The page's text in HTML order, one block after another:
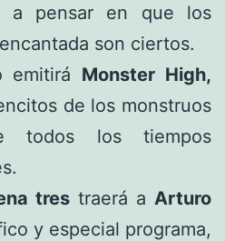
a pensar en que los
son ciertos.
emitirá Monster High,
de los monstruos
todos los tiempos
tres traerá a Arturo
y especial programa,